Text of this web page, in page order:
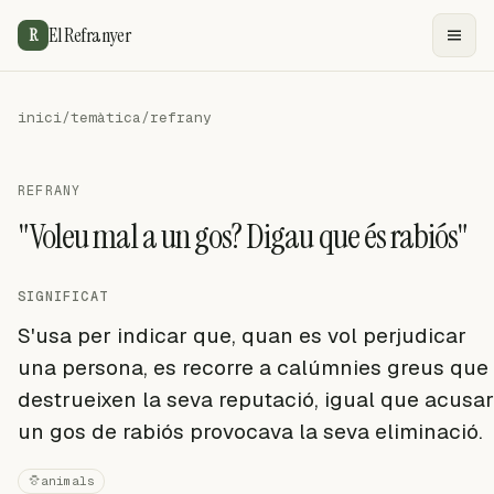
R El Refranyer
inici/temàtica/refrany
REFRANY
"Voleu mal a un gos? Digau que és rabiós"
SIGNIFICAT
S'usa per indicar que, quan es vol perjudicar
una persona, es recorre a calúmnies greus que
destrueixen la seva reputació, igual que acusar
un gos de rabiós provocava la seva eliminació.
animals